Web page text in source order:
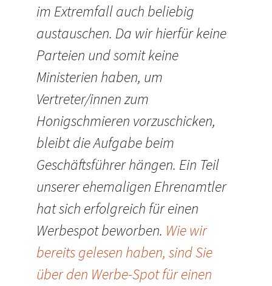
im Extremfall auch beliebig
austauschen. Da wir hierfür keine
Parteien und somit keine
Ministerien haben, um
Vertreter/innen zum
Honigschmieren vorzuschicken,
bleibt die Aufgabe beim
Geschäftsführer hängen. Ein Teil
unserer ehemaligen Ehrenamtler
hat sich erfolgreich für einen
Werbespot beworben. Wie wir
bereits gelesen haben, sind Sie
über den Werbe-Spot für einen